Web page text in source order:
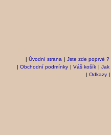
| Úvodní strana | Jste zde poprvé ?
| Obchodní podmínky | Váš košík | Jak
| Odkazy